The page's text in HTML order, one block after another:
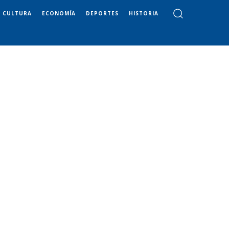
CULTURA ECONOMÍA DEPORTES HISTORIA